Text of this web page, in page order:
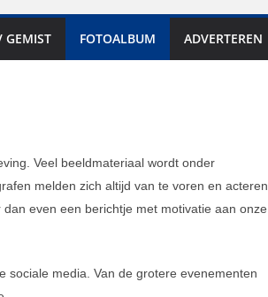
GEMIST FOTOALBUM ADVERTEREN
Veel beeldmateriaal wordt onder
melden zich altijd van te voren en acteren
even een berichtje met motivatie aan onze
sociale media. Van de grotere evenementen